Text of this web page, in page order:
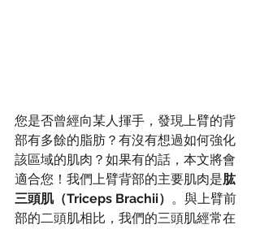
您是否曾經向某人揮手，發現上臂的背
部有多餘的脂肪？有沒有想過如何強化
該區域的肌肉？如果有的話，本文將會
適合您！我們上臂背部的主要肌肉是肱
三頭肌（Triceps Brachii） 。與上臂前
部的二頭肌相比，我們的三頭肌經常在